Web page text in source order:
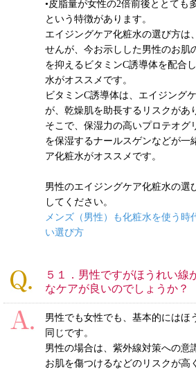
•皮脂量が女性の2倍前後ととても
という特徴があります。
エイジングケア化粧水の選び方は
せんが、今お示しした男性のお肌
を抑えるビタミンC誘導体を配合
水がオススメです。
ビタミンC誘導体は、エイジング
が、乾燥肌を助長するリスクがあ
そこで、保湿力の高いプロテオグ
を保湿するナールスゲンなどが一
ア化粧水がオススメです。
男性のエイジングケア化粧水の選
してください。
メンズ（男性）も化粧水を使う時
い選び方
５１．男性ですがほうれい線
なケアが良いのでしょうか？
男性でも女性でも、基本的にはほ
同じです。
男性の場合は、紫外線対策への意
お肌を傷つけるなどのリスクが高